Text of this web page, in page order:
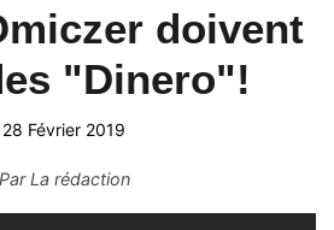
doivent
"Dinero"!
28 Février 2019
ParLa rédaction